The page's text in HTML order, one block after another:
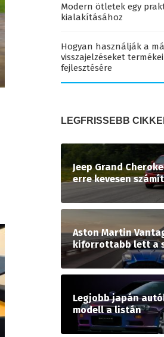
Modern ötletek egy
kialakításához
Hogyan használják a
visszajelzéseket
fejlesztésére
LEGFRISSEBB
Jeep Grand
erre kevesen
Aston Martin
kiforrottabb lett a
Legjobb japán
modell a listán